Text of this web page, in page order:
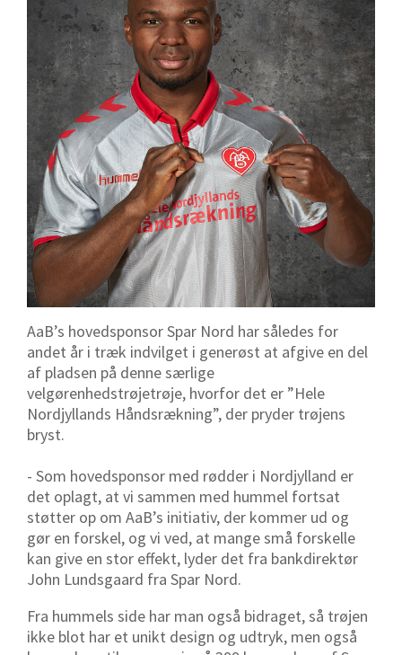
AaB’s hovedsponsor Spar Nord har således for
andet år i træk indvilget i generøst at afgive en del
af pladsen på denne særlige
velgørenhedstrøjetrøje, hvorfor det er ”Hele
Nordjyllands Håndsrækning”, der pryder trøjens
bryst.
- Som hovedsponsor med rødder i Nordjylland er
det oplagt, at vi sammen med hummel fortsat
støtter op om AaB’s initiativ, der kommer ud og
gør en forskel, og vi ved, at mange små forskelle
kan give en stor effekt, lyder det fra bankdirektør
John Lundsgaard fra Spar Nord.
Fra hummels side har man også bidraget, så trøjen
ikke blot har et unikt design og udtryk, men også